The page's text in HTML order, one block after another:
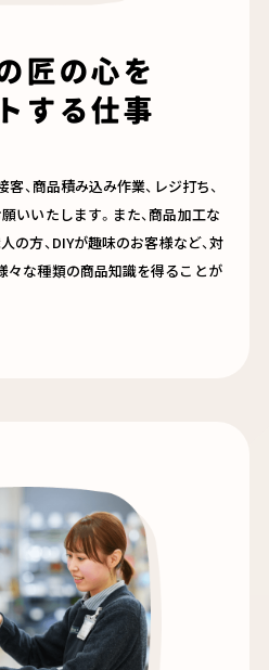
匠の心を
する仕事
、商品積み込み作業、レジ打ち、
いいたします。また、商品加工な
の方、DIYが趣味のお客様など、対
々な種類の商品知識を得ることが